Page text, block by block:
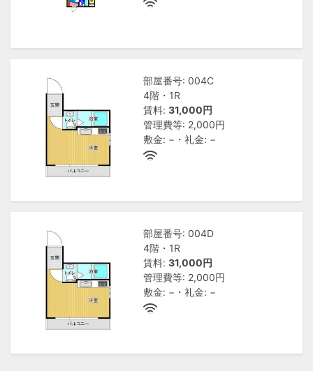
部屋番号: 004C
4階・1R
賃料: 31,000円
管理費等: 2,000円
敷金: −・礼金: −
部屋番号: 004D
4階・1R
賃料: 31,000円
管理費等: 2,000円
敷金: −・礼金: −